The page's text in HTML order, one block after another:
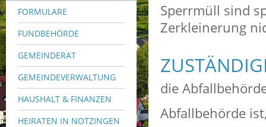
FORMULARE
FUNDBEHÖRDE
GEMEINDERAT
GEMEINDEVERWALTUNG
HAUSHALT & FINANZEN
HEIRATEN IN NOTZINGEN
Sperrmüll sind
Zerkleinerung
die
Abfallbehörde